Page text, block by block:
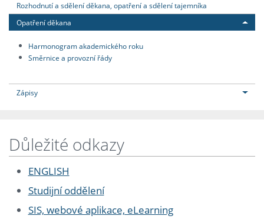
Rozhodnutí a sdělení děkana, opatření a sdělení tajemníka
Opatření děkana
Harmonogram akademického roku
Směrnice a provozní řády
Zápisy
Důležité odkazy
ENGLISH
Studijní oddělení
SIS, webové aplikace, eLearning